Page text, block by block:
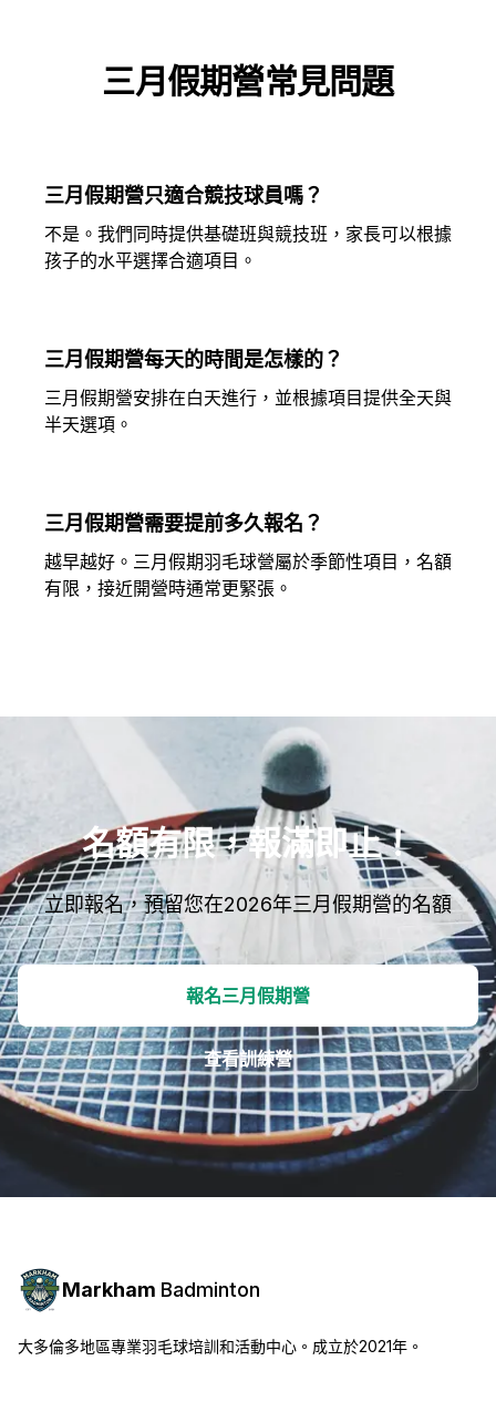
三月假期營常見問題
三月假期營只適合競技球員嗎？
不是。我們同時提供基礎班與競技班，家長可以根據
孩子的水平選擇合適項目。
三月假期營每天的時間是怎樣的？
三月假期營安排在白天進行，並根據項目提供全天與
半天選項。
三月假期營需要提前多久報名？
越早越好。三月假期羽毛球營屬於季節性項目，名額
有限，接近開營時通常更緊張。
名額有限，報滿即止！
立即報名，預留您在2026年三月假期營的名額
報名三月假期營
查看訓練營
Markham Badminton
大多倫多地區專業羽毛球培訓和活動中心。成立於2021年。